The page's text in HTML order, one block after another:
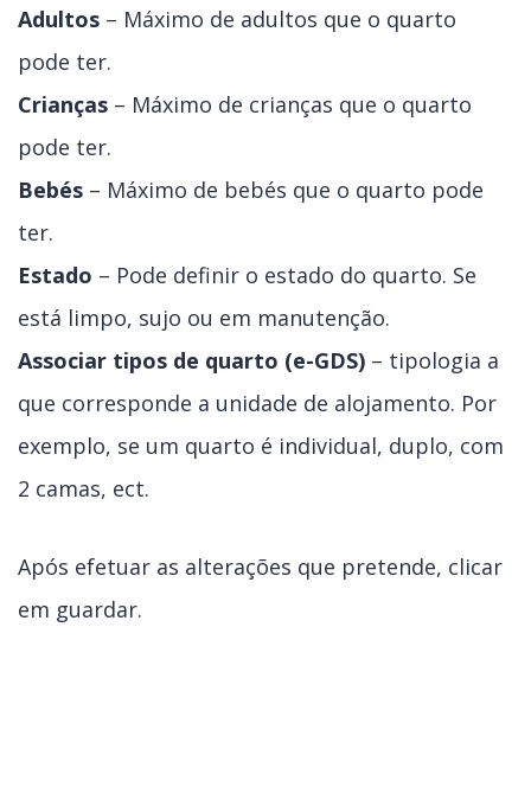
Adultos – Máximo de adultos que o quarto
pode ter.
Crianças – Máximo de crianças que o quarto
pode ter.
Bebés – Máximo de bebés que o quarto pode
ter.
Estado – Pode definir o estado do quarto. Se
está limpo, sujo ou em manutenção.
Associar tipos de quarto (e-GDS) – tipologia a
que corresponde a unidade de alojamento. Por
exemplo, se um quarto é individual, duplo, com
2 camas, ect.
Após efetuar as alterações que pretende, clicar
em guardar.